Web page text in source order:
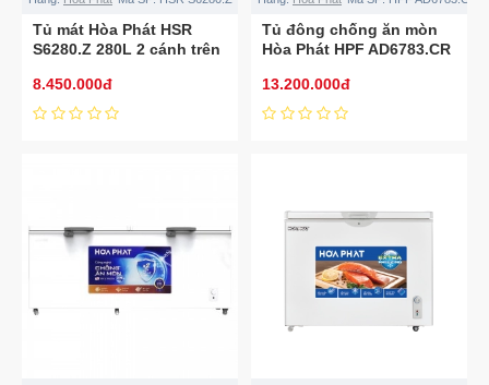
Tủ mát Hòa Phát HSR
S6280.Z 280L 2 cánh trên
8.450.000đ
Tủ đông chống ăn mòn
Hòa Phát HPF AD6783.CR
13.200.000đ